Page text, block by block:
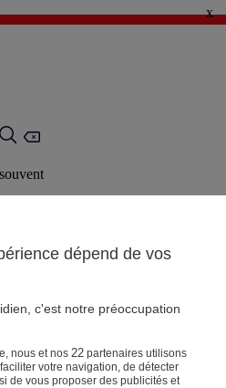
DAYS : Jusqu'à -60%* ✨
x
dépend de vos
c'est notre préoccupation
nous et nos 22partenaires utilisons
votre navigation, de détecter
de vous proposer des publicités et